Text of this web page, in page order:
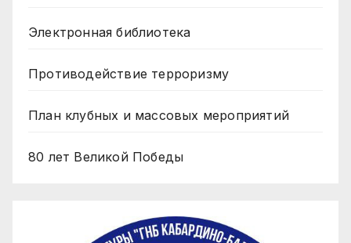
Электронная библиотека
Противодействие терроризму
План клубных и массовых мероприятий
80 лет Великой Победы